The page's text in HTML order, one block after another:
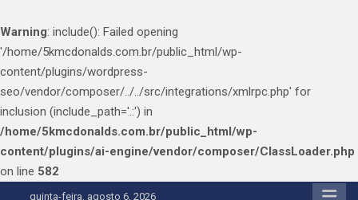
Warning: include(): Failed opening
'/home/5kmcdonalds.com.br/public_html/wp-
content/plugins/wordpress-
seo/vendor/composer/../../src/integrations/xmlrpc.php' for
inclusion (include_path='.:') in
/home/5kmcdonalds.com.br/public_html/wp-
content/plugins/ai-engine/vendor/composer/ClassLoader.php
on line 582
quinta-feira, agosto 6, 2026